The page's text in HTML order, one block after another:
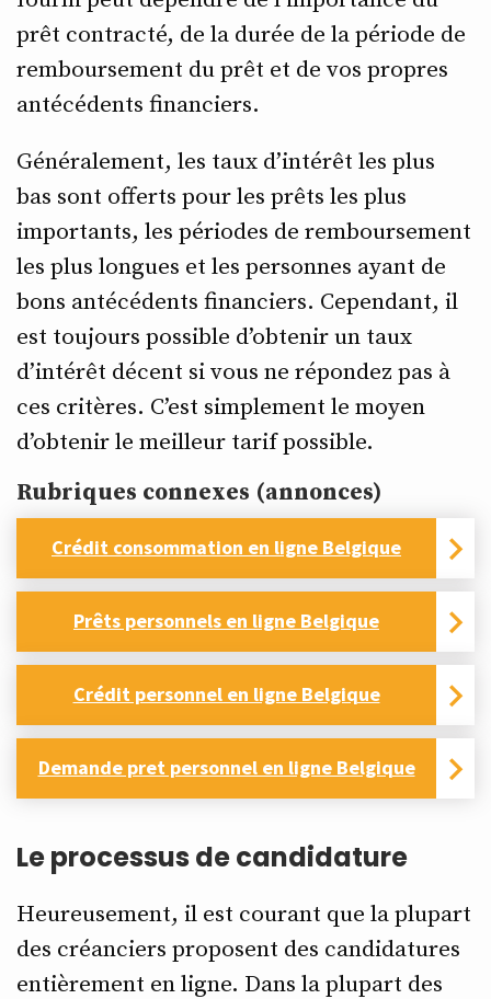
prêt contracté, de la durée de la période de
remboursement du prêt et de vos propres
antécédents financiers.
Généralement, les taux d’intérêt les plus
bas sont offerts pour les prêts les plus
importants, les périodes de remboursement
les plus longues et les personnes ayant de
bons antécédents financiers. Cependant, il
est toujours possible d’obtenir un taux
d’intérêt décent si vous ne répondez pas à
ces critères. C’est simplement le moyen
d’obtenir le meilleur tarif possible.
Rubriques connexes (annonces)
Crédit consommation en ligne Belgique
Prêts personnels en ligne Belgique
Crédit personnel en ligne Belgique
Demande pret personnel en ligne Belgique
Le processus de candidature
Heureusement, il est courant que la plupart
des créanciers proposent des candidatures
entièrement en ligne. Dans la plupart des